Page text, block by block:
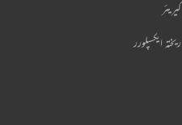
کیریئر
ریختہ ایکسپلورر